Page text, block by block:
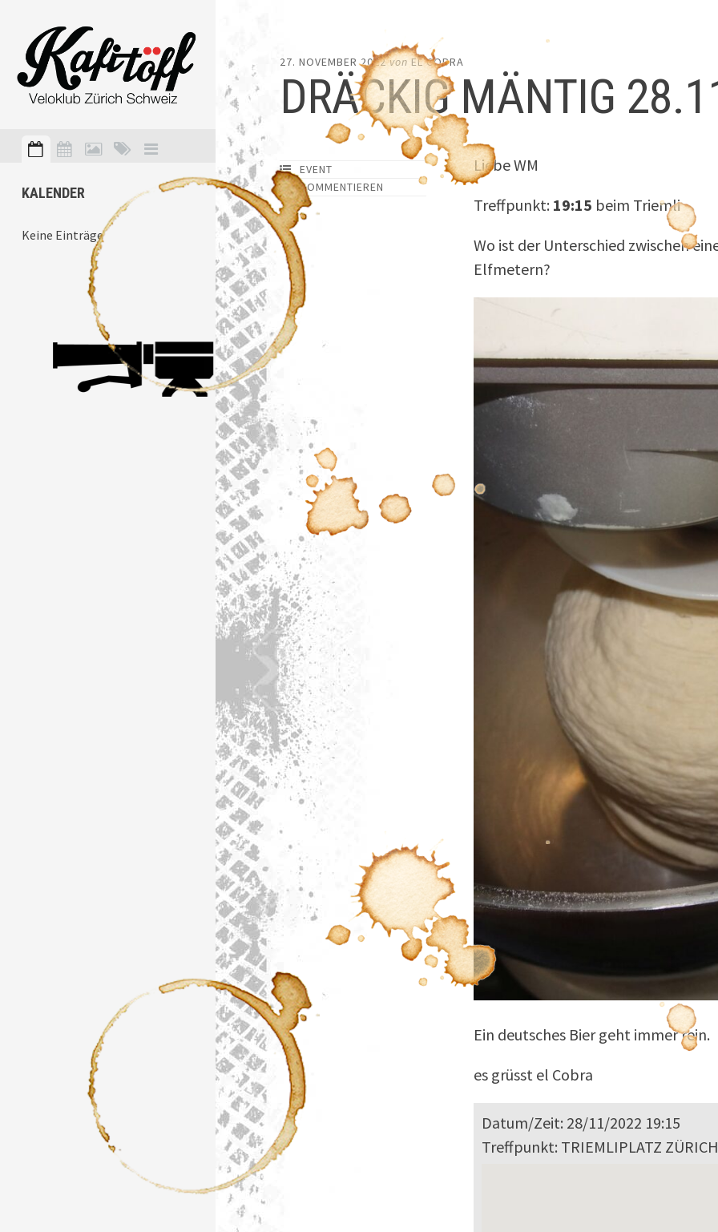
KALENDER
Keine Einträge
27. NOVEMBER 2022von EL COBRA
DRÄCKIG MÄNTIG
EVENT
KOMMENTIEREN
Liebe WM
Treffpunkt: 19:15 beim Triemli
Wo ist der Unterschied zwischen
Elfmetern?
Ein deutsches Bier geht immer rein.
es grüsst el Cobra
Datum/Zeit: 28/11/2022 19:15
Treffpunkt: TRIEMLIPLATZ